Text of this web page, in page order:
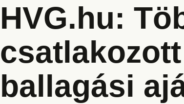
HVG.hu:
ballagási